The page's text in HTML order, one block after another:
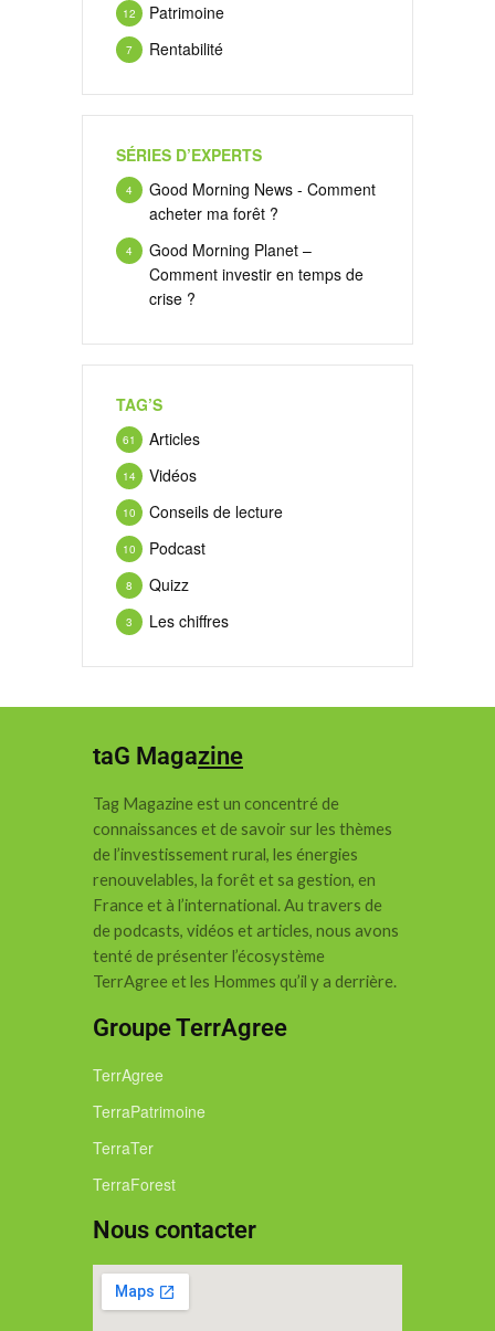
Patrimoine
12
Rentabilité
7
SÉRIES D’EXPERTS
Good Morning News - Comment
acheter ma forêt ?
4
Good Morning Planet –
Comment investir en temps de
crise ?
4
TAG’S
Articles
61
Vidéos
14
Conseils de lecture
10
Podcast
10
Quizz
8
Les chiffres
3
taG Magazine
Tag Magazine est un concentré de
connaissances et de savoir sur les thèmes
de l’investissement rural, les énergies
renouvelables, la forêt et sa gestion, en
France et à l’international.Au travers de
de podcasts, vidéos et articles, nous avons
tenté de présenter l’écosystème
TerrAgree et les Hommes qu’il y a derrière.
Groupe TerrAgree
TerrAgree
TerraPatrimoine
TerraTer
TerraForest
Nous contacter